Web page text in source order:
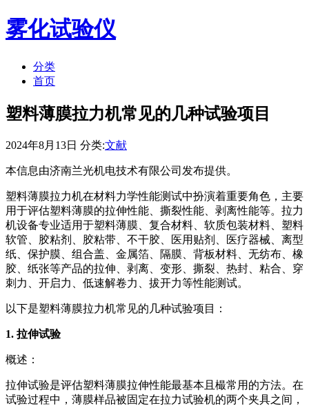
雾化试验仪
分类
首页
塑料薄膜拉力机常见的几种试验项目
2024年8月13日 分类:文献
本信息由济南兰光机电技术有限公司发布提供。
塑料薄膜拉力机在材料力学性能测试中扮演着重要角色，主要
用于评估塑料薄膜的拉伸性能、撕裂性能、剥离性能等。拉力
机设备专业适用于塑料薄膜、复合材料、软质包装材料、塑料
软管、胶粘剂、胶粘带、不干胶、医用贴剂、医疗器械、离型
纸、保护膜、组合盖、金属箔、隔膜、背板材料、无纺布、橡
胶、纸张等产品的拉伸、剥离、变形、撕裂、热封、粘合、穿
刺力、开启力、低速解卷力、拔开力等性能测试。
以下是塑料薄膜拉力机常见的几种试验项目：
1. 拉伸试验
概述：
拉伸试验是评估塑料薄膜拉伸性能最基本且樶常用的方法。在
试验过程中，薄膜样品被固定在拉力试验机的两个夹具之间，